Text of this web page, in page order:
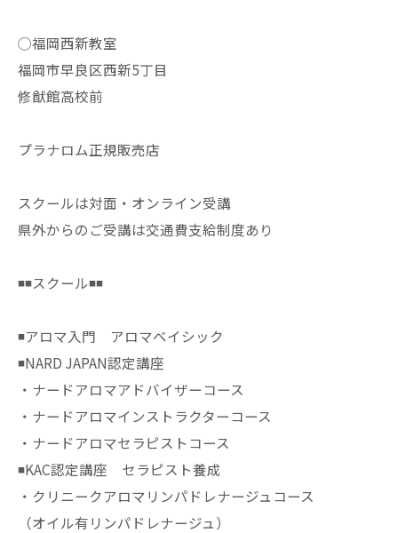
◯福岡西新教室
福岡市早良区西新5丁目
修猷館高校前
プラナロム正規販売店
スクールは対面・オンライン受講
県外からのご受講は交通費支給制度あり
◾️◾️スクール◾️◾️
◾️アロマ入門 アロマベイシック
◾️NARD JAPAN認定講座
・ナードアロマアドバイザーコース
・ナードアロマインストラクターコース
・ナードアロマセラピストコース
◾️KAC認定講座 セラピスト養成
・クリニークアロマリンパドレナージュコース
（オイル有リンパドレナージュ）